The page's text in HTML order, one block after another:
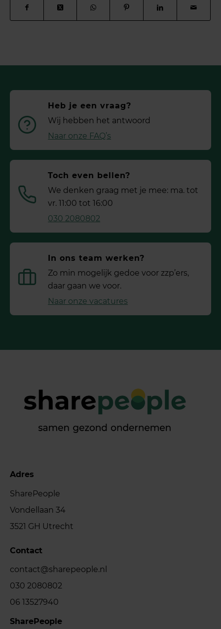
Heb je een vraag?
Wij hebben het antwoord
Naar onze FAQ’s
Toch even bellen?
We denken graag met je mee: ma. tot
vr. 11:00 tot 16:00
030 2080802
In ons team werken?
Zo min mogelijk gedoe voor ­zzp’ers,
daar gaan we voor.
Naar onze vacatures
Adres
SharePeople
Vondellaan 34
3521 GH Utrecht
Contact
contact@sharepeople.nl
030 2080802
06 13527940
SharePeople